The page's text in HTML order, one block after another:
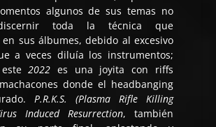
algunos de sus temas no
toda la técnica que
sus álbumes, debido al excesivo
a veces diluía los instrumentos;
este2022 es una joyita con riffs
donde el headbanging
P.R.K.S. (Plasma Rifle Killing
Induced Resurrection, también